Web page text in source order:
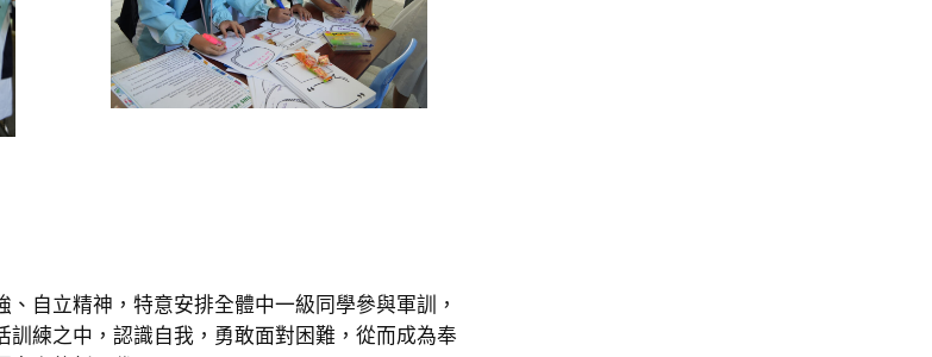
、自立精神，特意安排全體中一級同學參與軍訓，
訓練之中，認識自我，勇敢面對困難，從而成為奉